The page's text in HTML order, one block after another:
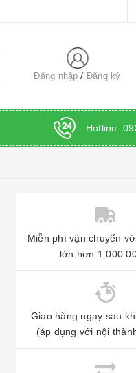
Đăng nhập Đăng ký
Hotline:
Miễn phí vận chuyển
lớn hơn
Giao hàng ngay sau
(áp dụng với nội